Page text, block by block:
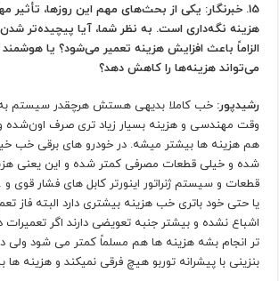
15. خبرنگار: یکی از بحث‌های مهم این روزها، تأثیر
هزینه نگه‌داری است. به نظر شما، آیا پیچیده‌تر
الزاماً باعث افزایش هزینه تعمیر می‌شود؟ یا
می‌تواند هزینه‌ها را کاهش دهد؟
رشیدپور:خب کاملا بدیهی هستش هرچقدر سیستم به
وقت مهندسی و هزینه بسیار زیاد تری صرف اون‌شده
هم هزینه ها بیشتر میشه. در خودرو های برقی خب
شده و خیلی قطعات مصرفی کمتر شده و این یعنی
قطعات و سیستم ژنراتور اینورتر کابل های فشار قوی
یا حتی خود باتری خب هزینه بیشتری دارد البته فاز
اشباع نشده و بیشتر جنبه تعویضی دارند اگر
تر انجام بشه هزینه ها هم مسلماً کمتر می شود ولی
بنزینی با پیشرانه توربو هیچ‌ فرقی نمیکند و هزینه